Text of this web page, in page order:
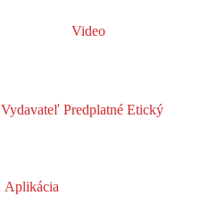
Video
Vydavateľ Predplatné Etický
Aplikácia